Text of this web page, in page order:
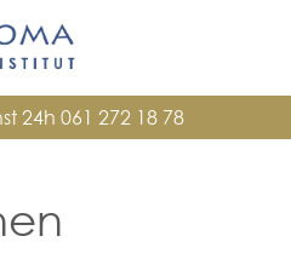
24h 061 272 18 78